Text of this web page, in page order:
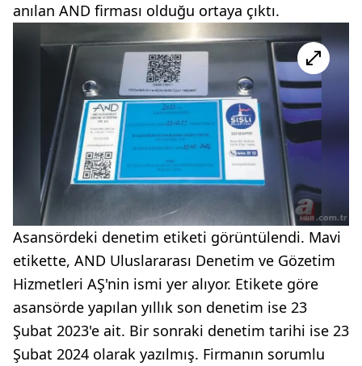
anılan AND firması olduğu ortaya çıktı.
Asansördeki denetim etiketi görüntülendi. Mavi
etikette, AND Uluslararası Denetim ve Gözetim
Hizmetleri AŞ'nin ismi yer alıyor. Etikete göre
asansörde yapılan yıllık son denetim ise 23
Şubat 2023'e ait. Bir sonraki denetim tarihi ise 23
Şubat 2024 olarak yazılmış. Firmanın sorumlu